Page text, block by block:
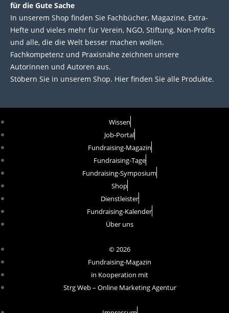
für die Gute Sache
In unserem Shop finden Sie Fachbücher, Magazine, Extra-
Hefte und vieles mehr für Verein, NGO, Stiftung, Non-Profits
und alle, die die Welt besser machen wollen.
Fachkompetenz und Praxisnähe zeichnen unsere
Autorinnen und Autoren aus.
Stöbern Sie in unserem Shop. Hier finden Sie alle Produkte.
Wissen
Job-Portal
Fundraising-Magazin
Fundraising-Tage
Fundraising-Symposium
Shop
Dienstleister
Fundraising-Kalender
Über uns
© 2026
Fundraising-Magazin
in Kooperation mit
Strg Web – Online Marketing Agentur